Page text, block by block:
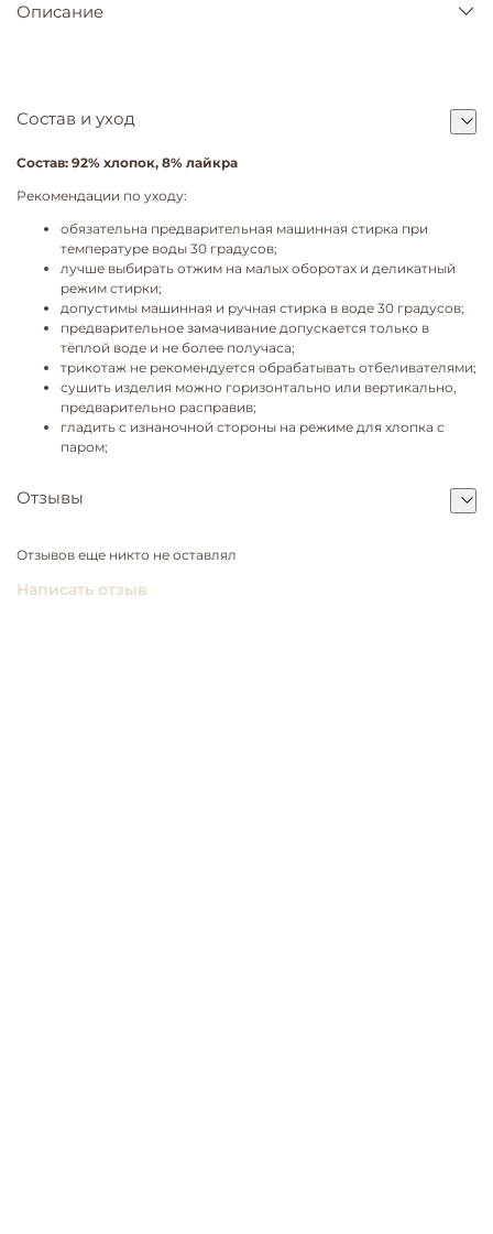
Описание
Состав и уход
Состав: 92% хлопок, 8% лайкра
Рекомендации по уходу:
обязательна предварительная машинная стирка при
температуре воды 30 градусов;
лучше выбирать отжим на малых оборотах и деликатный
режим стирки;
допустимы машинная и ручная стирка в воде 30 градусов;
предварительное замачивание допускается только в
тёплой воде и не более получаса;
трикотаж не рекомендуется обрабатывать отбеливателями;
сушить изделия можно горизонтально или вертикально,
предварительно расправив;
гладить с изнаночной стороны на режиме для хлопка с
паром;
Отзывы
Отзывов еще никто не оставлял
Написать отзыв